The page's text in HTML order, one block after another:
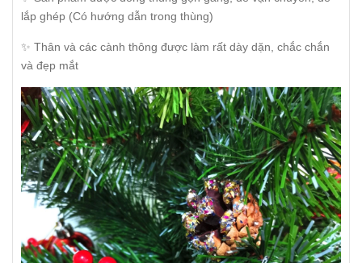
lắp ghép (Có hướng dẫn trong thùng)
✨ Thân và các cành thông được làm rất dày dặn, chắc chắn
và đẹp mắt